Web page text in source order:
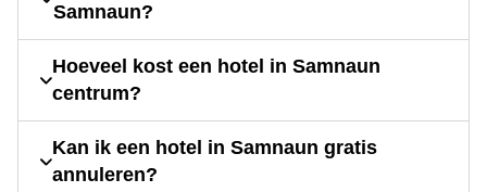
Samnaun?
Hoeveel kost een hotel in Samnaun
centrum?
Kan ik een hotel in Samnaun gratis
annuleren?